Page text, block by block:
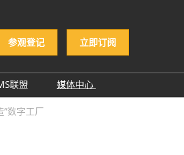
参观登记 立即订阅
联盟
EMS企业名录
媒体中心
数字工厂